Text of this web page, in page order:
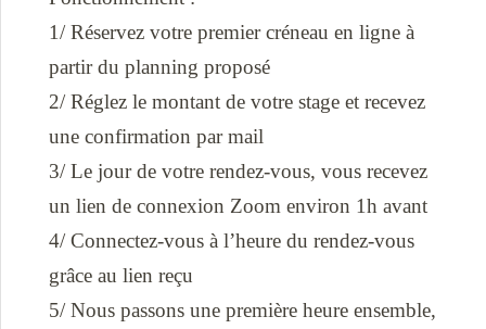
1/ Réservez votre premier créneau en ligne à
partir du planning proposé
2/ Réglez le montant de votre stage et recevez
une confirmation par mail
3/ Le jour de votre rendez-vous, vous recevez
un lien de connexion Zoom environ 1h avant
4/ Connectez-vous à l’heure du rendez-vous
grâce au lien reçu
5/ Nous passons une première heure ensemble,